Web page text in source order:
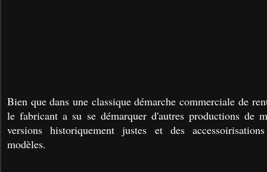
Bien que dans une classique démarche commerciale de
le fabricant a su se démarquer d'autres productions de
versions historiquement justes et des
modèles.